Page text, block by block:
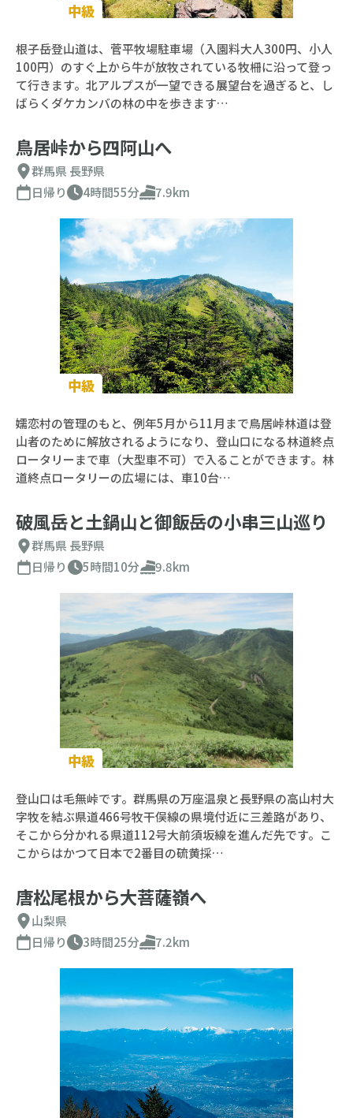
中級
根子岳登山道は、菅平牧場駐車場（入園料大人300円、小人
100円）のすぐ上から牛が放牧されている牧柵に沿って登っ
て行きます。北アルプスが一望できる展望台を過ぎると、し
ばらくダケカンバの林の中を歩きます…
鳥居峠から四阿山へ
群馬県 長野県
日帰り
4時間55分 7.9km
中級
嬬恋村の管理のもと、例年5月から11月まで鳥居峠林道は登
山者のために解放されるようになり、登山口になる林道終点
ロータリーまで車（大型車不可）で入ることができます。林
道終点ロータリーの広場には、車10台…
破風岳と土鍋山と御飯岳の小串三山巡り
群馬県 長野県
日帰り
5時間10分 9.8km
中級
登山口は毛無峠です。群馬県の万座温泉と長野県の高山村大
字牧を結ぶ県道466号牧干俣線の県境付近に三差路があり、
そこから分かれる県道112号大前須坂線を進んだ先です。こ
こからはかつて日本で2番目の硫黄採…
唐松尾根から大菩薩嶺へ
山梨県
日帰り
3時間25分 7.2km